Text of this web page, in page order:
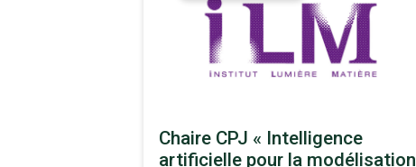
Chaire CPJ « Intelligence
artificielle pour la modélisation